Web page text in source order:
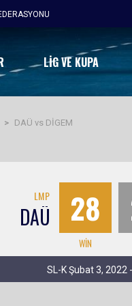
LIG VE KUPA
> DAÜ vs DİGEM
LMP
DAÜ 28
WIN
SL-K Şubat 3, 2022